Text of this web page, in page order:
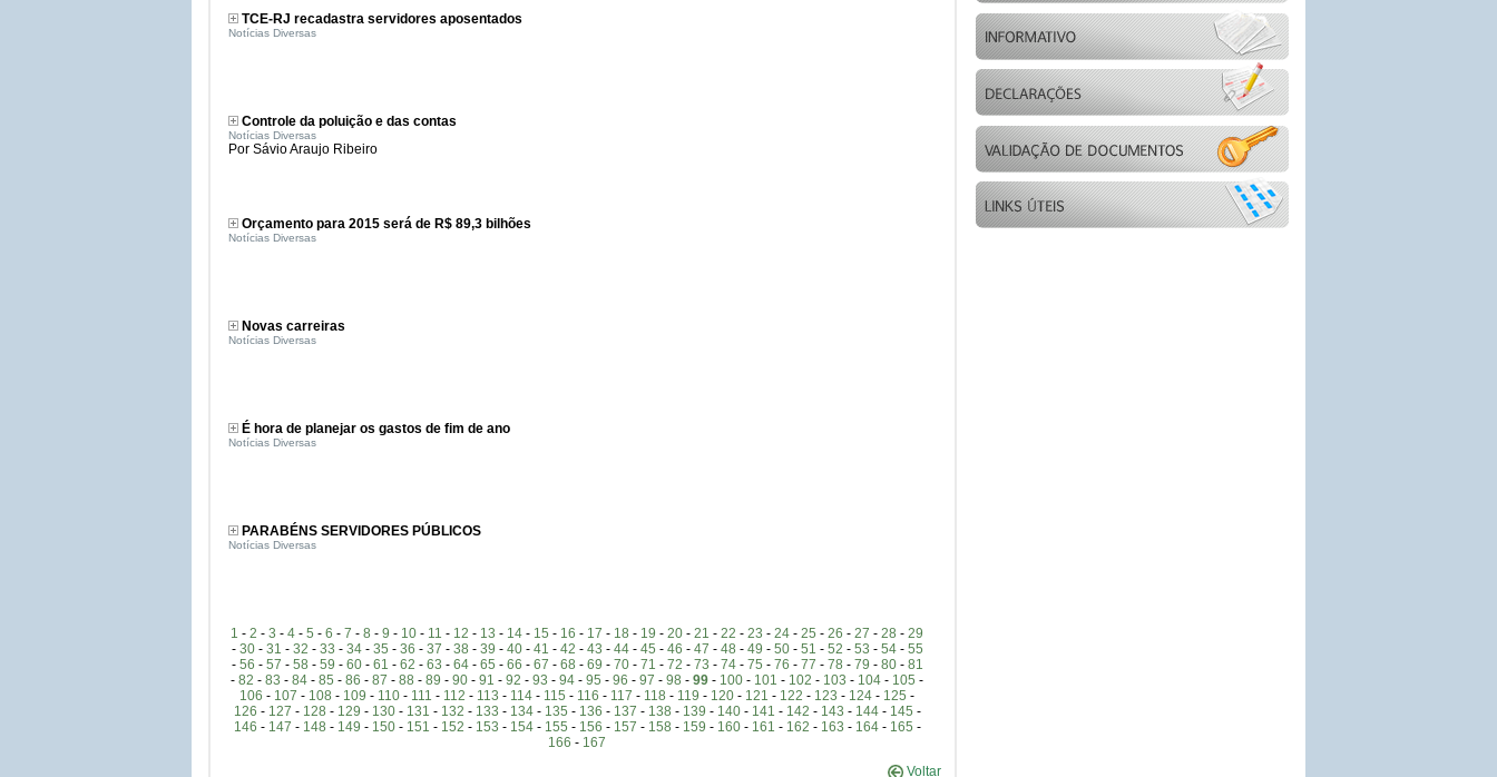
TCE-RJ recadastra servidores aposentados
Notícias Diversas
Controle da poluição e das contas
Notícias Diversas
Por Sávio Araujo Ribeiro
Orçamento para 2015 será de R$ 89,3 bilhões
Notícias Diversas
Novas carreiras
Notícias Diversas
É hora de planejar os gastos de fim de ano
Notícias Diversas
PARABÉNS SERVIDORES PÚBLICOS
Notícias Diversas
1 - 2 - 3 - 4 - 5 - 6 - 7 - 8 - 9 - 10 - 11 - 12 - 13 - 14 - 15 - 16 - 17 - 18 - 19 - 20 - 21 - 22 - 23 - 24 - 25 - 26 - 27 - 28 - 29
- 30- 31 - 32 - 33 - 34- 35 - 36 - 37 - 38 - 39 - 40- 41 - 42 - 43 - 44- 45 - 46 - 47 - 48 - 49 - 50- 51 - 52 - 53 - 54- 55
- 56 - 57 - 58 - 59 - 60- 61 - 62 - 63 - 64- 65 - 66 - 67 - 68 - 69 - 70- 71 - 72 - 73 - 74- 75 - 76 - 77 - 78 - 79 - 80- 81
- 82 - 83 - 84 - 85 - 86 - 87 - 88 - 89 - 90 - 91 - 92 - 93 - 94 - 95 - 96 - 97 - 98 - 99 - 100 - 101 - 102 - 103 - 104 - 105 -
106 - 107 - 108 - 109 - 110 - 111 - 112 - 113 - 114 - 115 - 116 - 117 - 118 - 119 - 120 - 121 - 122 - 123 - 124 - 125 -
126 - 127 - 128 - 129 - 130- 131 - 132 - 133 - 134- 135 - 136 - 137 - 138 - 139 - 140- 141 - 142 - 143 - 144- 145 -
146 - 147 - 148 - 149 - 150- 151 - 152 - 153 - 154- 155 - 156 - 157 - 158 - 159 - 160- 161 - 162 - 163 - 164- 165 -
166 - 167
Voltar